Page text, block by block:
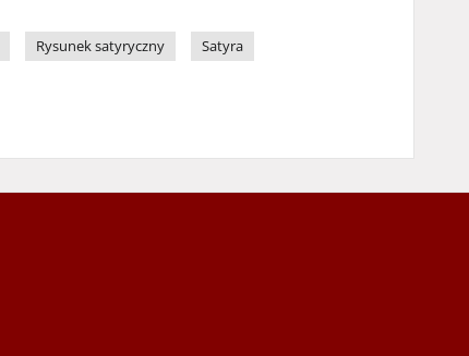
Rysunek satyryczny
Satyra